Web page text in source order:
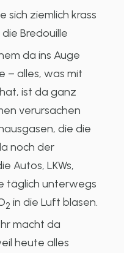
sich ziemlich krass
Bredouille
da ins Auge
– alles, was mit
ist da ganz
verursachen
die die
noch der
Autos, LKWs,
täglich unterwegs
2 in die Luft blasen.
macht da
heute alles